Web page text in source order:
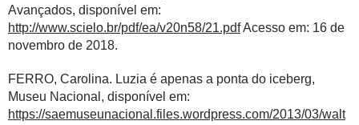
Avançados, disponível em:
http://www.scielo.br/pdf/ea/v20n58/21.pdfAcesso em: 16 de
novembro de 2018.
FERRO, Carolina. Luzia é apenas a ponta do iceberg,
Museu Nacional, disponível em:
https://saemuseunacional.files.wordpress.com/2013/03/walt